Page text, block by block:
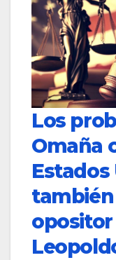
Los
Omaña
Estados
también